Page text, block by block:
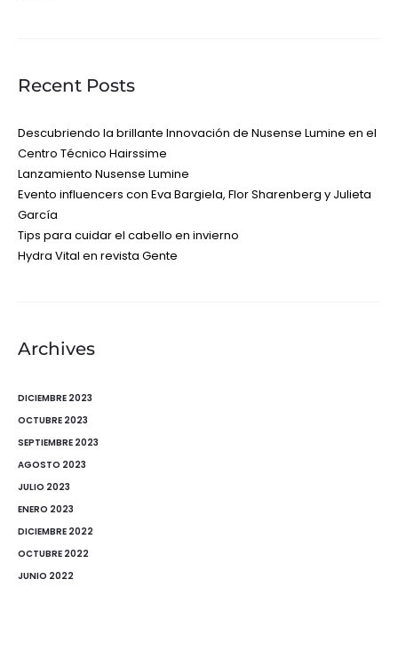
Recent Posts
Descubriendo la brillante Innovación de Nusense Lumine en el
Centro Técnico Hairssime
Lanzamiento Nusense Lumine
Evento influencers con Eva Bargiela, Flor Sharenberg y Julieta
García
Tips para cuidar el cabello en invierno
Hydra Vital en revista Gente
Archives
DICIEMBRE 2023
OCTUBRE 2023
SEPTIEMBRE 2023
AGOSTO 2023
JULIO 2023
ENERO 2023
DICIEMBRE 2022
OCTUBRE 2022
JUNIO 2022